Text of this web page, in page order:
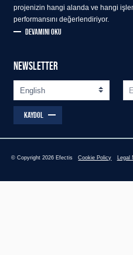
projenizin hangi alanda ve hangi
performansını değerlendiriyor.
DEVAMINI OKU
NEWSLETTER
KAYDOL
© Copyright 2026 Efectis Cookie Policy Legal